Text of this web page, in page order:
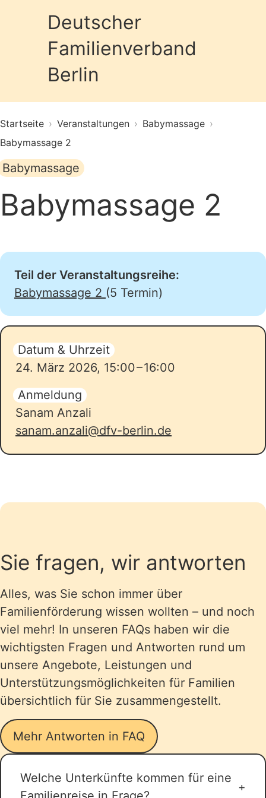
Deutscher
Familienverband
Berlin
Startseite › Veranstaltungen › Babymassage ›
Babymassage 2
Babymassage
Babymassage 2
Teil der Veranstaltungsreihe:
Babymassage 2 (5 Termin)
Datum & Uhrzeit
24. März 2026, 15:00–16:00
Anmeldung
Sanam Anzali
sanam.anzali@dfv-berlin.de
Sie fragen, wir antworten
Alles, was Sie schon immer über
Familienförderung wissen wollten – und noch
viel mehr! In unseren FAQs haben wir die
wichtigsten Fragen und Antworten rund um
unsere Angebote, Leistungen und
Unterstützungsmöglichkeiten für Familien
übersichtlich für Sie zusammengestellt.
Mehr Antworten in FAQ
Welche Unterkünfte kommen für eine